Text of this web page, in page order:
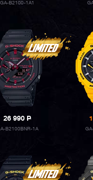
GA-B2100-1A1
26 990P
B2100BNR-1A